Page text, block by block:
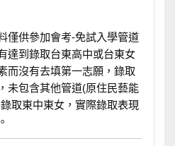
僅供參加會考-免試入學管道
達到錄取台東高中或台東女
而沒有去填第一志願，錄取
未包含其他管道(原住民藝能
取東中東女，實際錄取表現